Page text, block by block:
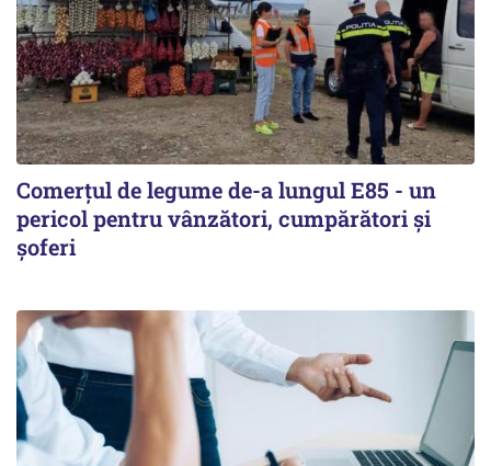
Comerțul de legume de-a lungul E85 - un
pericol pentru vânzători, cumpărători și
șoferi